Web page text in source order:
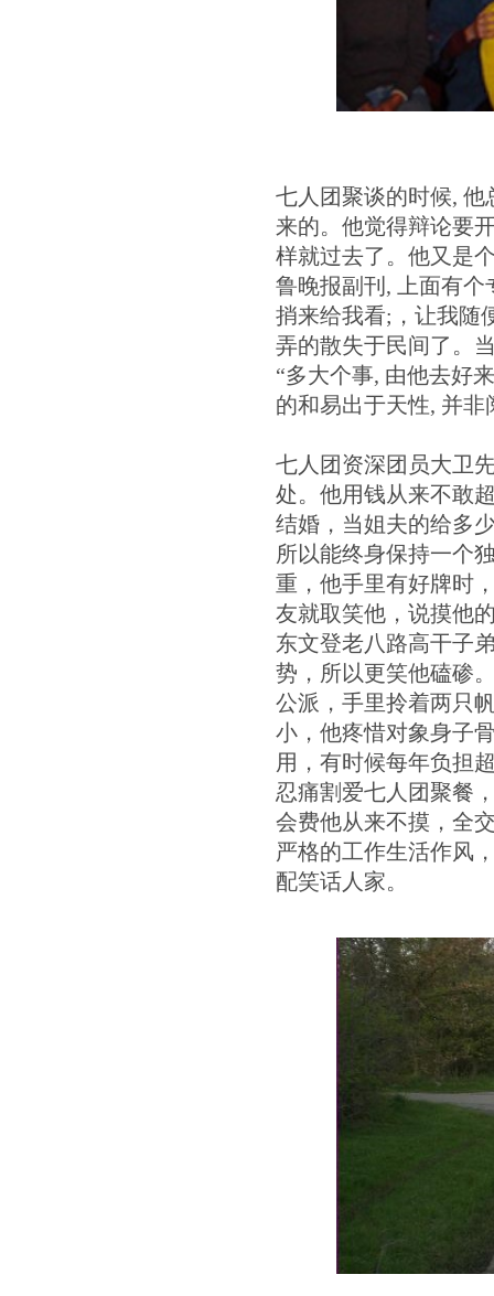
七人团聚谈的时候,
来的。他觉得辩论要
样就过去了。他又是
鲁晚报副刊, 上面有
捎来给我看;，让我随
弄的散失于民间了。
“多大个事, 由他去好
的和易出于天性, 并
七人团资深团员大卫
处。他用钱从来不敢
结婚，当姐夫的给多
所以能终身保持一个
重，他手里有好牌时
友就取笑他，说摸他
东文登老八路高干子
势，所以更笑他磕碜
公派，手里拎着两只
小，他疼惜对象身子
用，有时候每年负担
忍痛割爱七人团聚餐
会费他从来不摸，全
严格的工作生活作风
配笑话人家。